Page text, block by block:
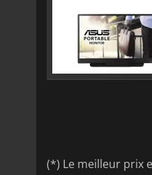
(*) Le meilleur prix